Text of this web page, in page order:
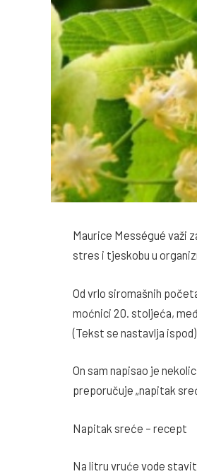
Maurice Mességué važi
stres i tjeskobu u
Od vrlo siromašnih
moćnici 20. stoljeća,
(Tekst se nastavlja ispod)
On sam napisao je
preporučuje „napitak
Napitak sreće – recept
Na litru vruće vode